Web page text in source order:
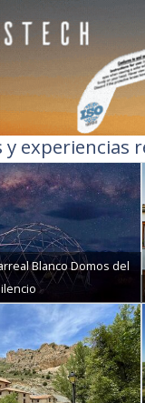
experiencias
Blanco Domos del